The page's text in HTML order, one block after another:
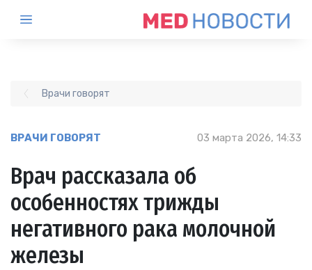
Врачи говорят
ВРАЧИ ГОВОРЯТ 03 марта 2026, 14:33
Врач рассказала об
особенностях трижды
негативного рака молочной
железы